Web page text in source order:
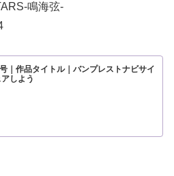
鳴海弦-
｜作品タイトル｜バンプレストナビサイ
アしよう